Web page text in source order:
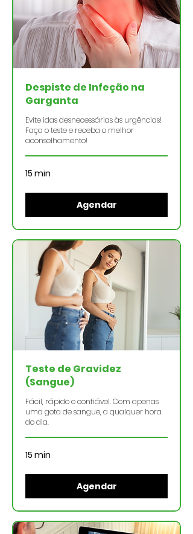
Despiste de Infeção na
Garganta
Evite idas desnecessárias às urgências!
Faça o teste e receba o melhor
aconselhamento!
15 min
Agendar
Teste de Gravidez
(Sangue)
Fácil, rápido e confiável. Com apenas
uma gota de sangue, a qualquer hora
do dia.
15 min
Agendar